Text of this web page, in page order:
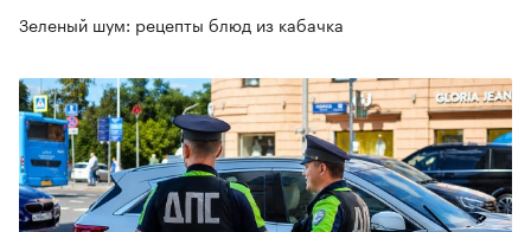
Зеленый шум: рецепты блюд из кабачка